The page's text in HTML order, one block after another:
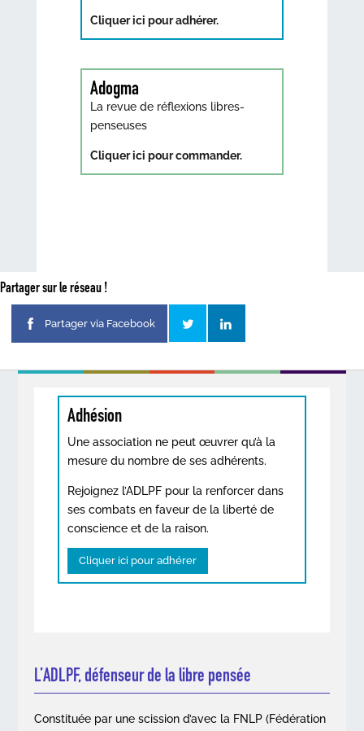
Cliquer ici pour adhérer.
Adogma
La revue de réflexions libres-
penseuses
Cliquer ici pour commander.
Partager sur le réseau !
Partager via Facebook
Adhésion
Une association ne peut œuvrer qu’à la
mesure du nombre de ses adhérents.
Rejoignez l’ADLPF pour la renforcer dans
ses combats en faveur de la liberté de
conscience et de la raison.
Cliquer ici pour adhérer
L’ADLPF, défenseur de la libre pensée
Constituée par une scission d’avec la FNLP (Fédération